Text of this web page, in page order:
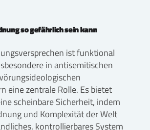
so gefährlich sein kann
ist funktional
in antisemitischen
eine zentrale Rolle. Es bietet
scheinbare Sicherheit, indem
und Komplexität der Welt
kontrollierbares System